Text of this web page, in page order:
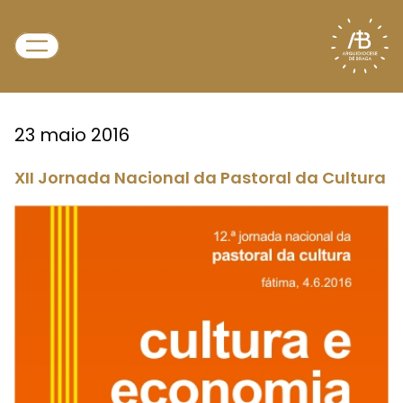
23 maio 2016
XII Jornada Nacional da Pastoral da Cultura